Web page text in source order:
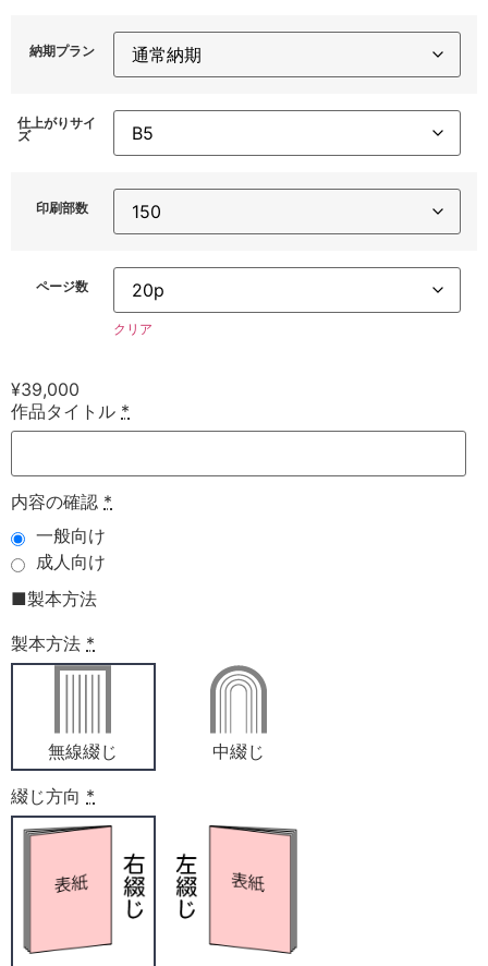
納期プラン
仕上がりサイ
ズ
印刷部数
ページ数
クリア
¥39,000
作品タイトル *
内容の確認 *
一般向け
成人向け
■製本方法
製本方法 *
無線綴じ 中綴じ
綴じ方向 *